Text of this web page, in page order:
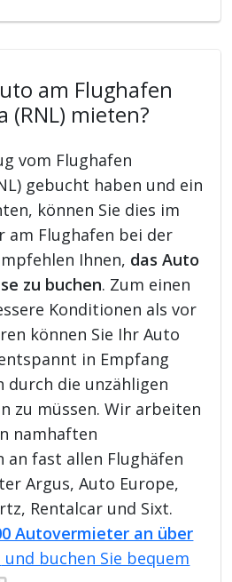
am Flughafen
(RNL) mieten?
vom Flughafen
gebucht haben und ein
können Sie dies im
am Flughafen bei der
Ihnen, das Auto
zu buchen. Zum einen
Konditionen als vor
können Sie Ihr Auto
in Empfang
durch die unzähligen
zu müssen. Wir arbeiten
namhaften
fast allen Flughäfen
Argus, Auto Europe,
Rentalcar und Sixt.
Autovermieter an über
und buchen Sie bequem